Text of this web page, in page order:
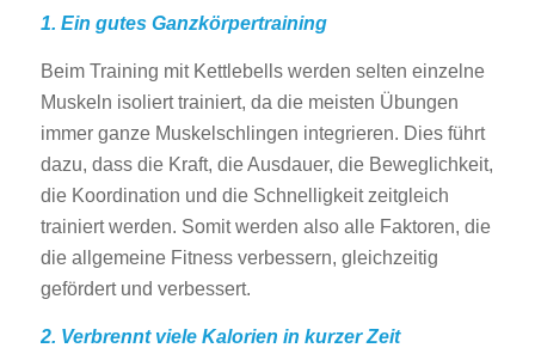
1. Ein gutes Ganzkörpertraining
Beim Training mit Kettlebells werden selten einzelne
Muskeln isoliert trainiert, da die meisten Übungen
immer ganze Muskelschlingen integrieren. Dies führt
dazu, dass die Kraft, die Ausdauer, die Beweglichkeit,
die Koordination und die Schnelligkeit zeitgleich
trainiert werden. Somit werden also alle Faktoren, die
die allgemeine Fitness verbessern, gleichzeitig
gefördert und verbessert.
2. Verbrennt viele Kalorien in kurzer Zeit